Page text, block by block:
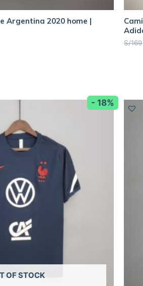
Argentina 2020 home |
S/169
- 18%
OF STOCK